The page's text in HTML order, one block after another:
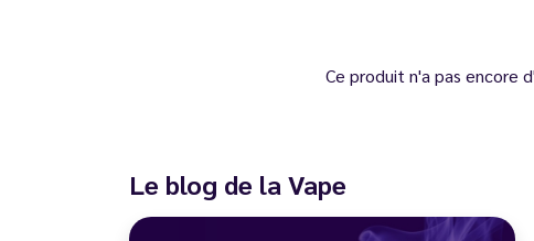
Ce produit n'a pas encore
Le blog de la Vape